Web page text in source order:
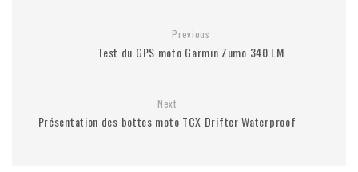
Previous
Test du GPS moto Garmin Zumo 340 LM
Next
Présentation des bottes moto TCX Drifter Waterproof